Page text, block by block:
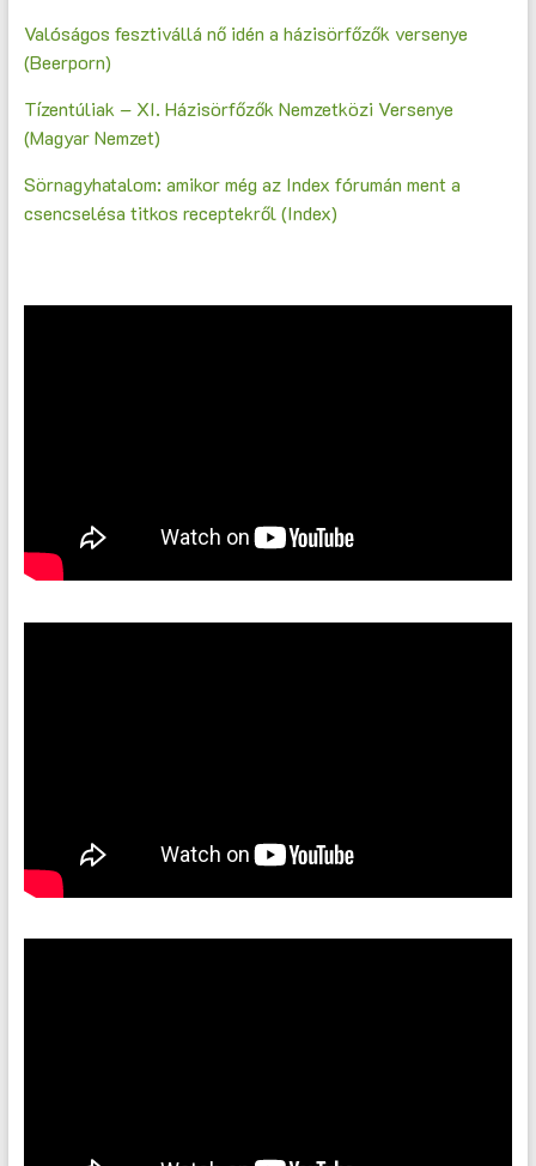
Valóságos fesztivállá nő idén a házisörfőzők versenye
(Beerporn)
Tízentúliak – XI. Házisörfőzők Nemzetközi Versenye
(Magyar Nemzet)
Sörnagyhatalom: amikor még az Index fórumán ment a
csencselésa titkos receptekről (Index)